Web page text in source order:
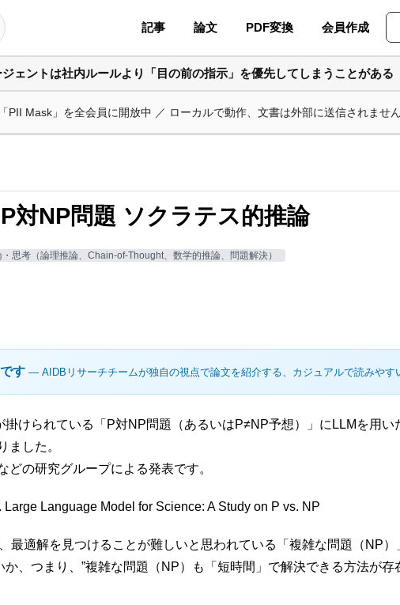
記事 論文 PDF変換 会員作成
ェントは社内ルールより「目の前の指示」を優先してしまうことがある
PII Mask」を全会員に開放中 ／ ローカルで動作、文書は外部に送信されませ
対NP問題 ソクラテス的推論
・思考（論理推論、Chain-of-Thought、数学的推論、問題解決）
す ― AIDBリサーチチームが独自の視点で論文を紹介する、カジュアルで読みやす
掛けられている「P対NP問題（あるいはP≠NP予想）」にLLMを用
ました。
どの研究グループによる発表です。
Language Model for Science: A Study on P vs. NP
最適解を見つけることが難しいと思われている「複雑な問題（NP
か、つまり、”複雑な問題（NP）も「短時間」で解決できる方法が